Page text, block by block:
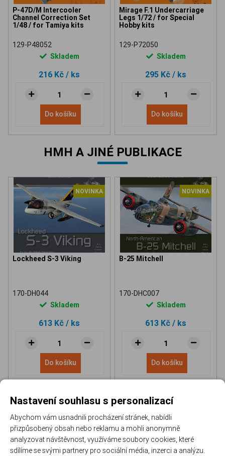
P-47D/M Intercooler
Channel Correction Set
1/48 / for Tamiya kits
129-P48052
Skladem
216 Kč / ks
Do košíku
Mirage F.1 Undercarriage
Legs 1/72 / for Special
Hobby kits
129-P72050
Skladem
295 Kč / ks
Do košíku
HMH A JINÉ PUBLIKACE
NOVINKA
Lockheed S-3 Viking
170-DH044
Skladem
613 Kč / ks
Do košíku
NOVINKA
B-25 Mitchell
170-DHC007
Skladem
613 Kč / ks
Do košíku
Nastavení souhlasu s personalizací
Abychom vám usnadnili procházení stránek, nabídli
přizpůsobený obsah nebo reklamu a mohli anonymně
analyzovat návštěvnost, využíváme soubory cookies, které
sdílíme se svými partnery pro sociální média, inzerci a analýzu.